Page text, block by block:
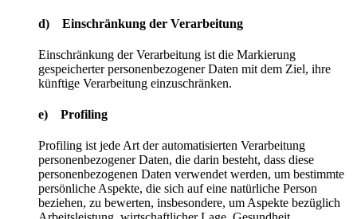
d) Einschränkung der Verarbeitung
Einschränkung der Verarbeitung ist die Markierung
gespeicherter personenbezogener Daten mit dem Ziel, ihre
künftige Verarbeitung einzuschränken.
e) Profiling
Profiling ist jede Art der automatisierten Verarbeitung
personenbezogener Daten, die darin besteht, dass diese
personenbezogenen Daten verwendet werden, um bestimmte
persönliche Aspekte, die sich auf eine natürliche Person
beziehen, zu bewerten, insbesondere, um Aspekte bezüglich